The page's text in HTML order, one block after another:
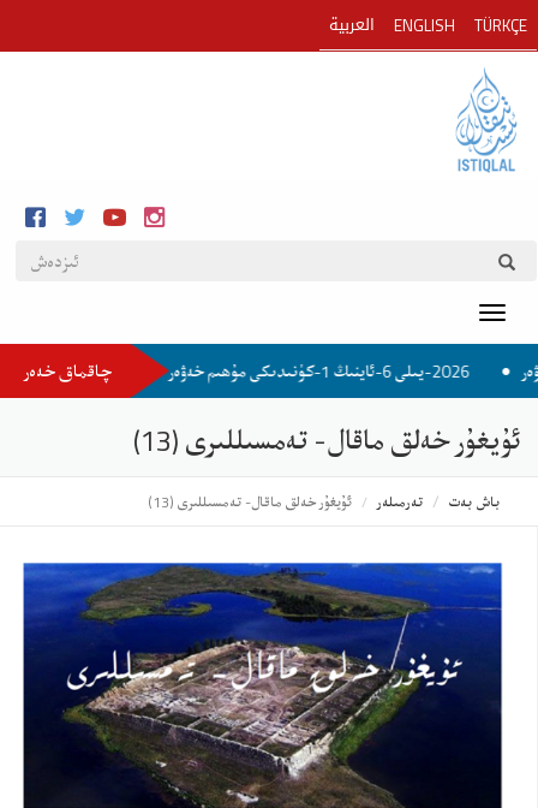
العربية ENGLISH TÜRKÇE
چاقماق خەەر 2026-يىلى 6-ئاينىڭ 1-كۈنىدىكى مۇھىم خەۋەر
ئۇيغۇر خەلق ماقال- تەمسىللىرى (13)
باش بەت تەرمىلەر ئۇيغۇر خەلق ماقال- تەمسىللىرى (13)